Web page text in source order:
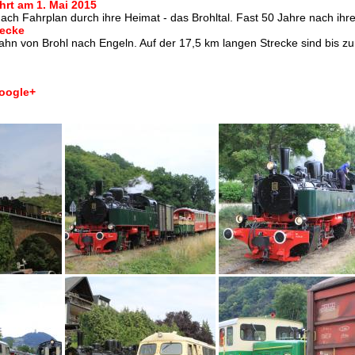
am 1. Mai 2015
Fahrplan durch ihre Heimat - das Brohltal. Fast 50 Jahre nach
von Brohl nach Engeln. Auf der 17,5 km langen Strecke sind bis